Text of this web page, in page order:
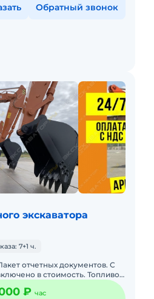
Обратный звонок
экскаватора
7+1 ч.
отчетных документов. С
в стоимость. Топливо
Долгосрочная аренда.
₽ час